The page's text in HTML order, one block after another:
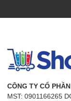
CÔNG TY CỔ
MST: 0901166265